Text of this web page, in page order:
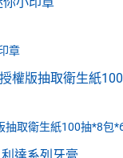
章
抽取衛生紙100抽*8包